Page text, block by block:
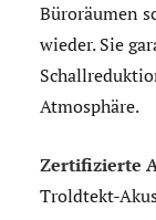
Büroräumen
wieder. Sie
Atmosphäre.
Zertifizierte
Troldtekt-